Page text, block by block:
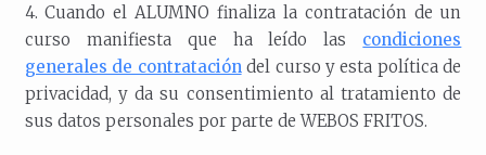
4. Cuando el ALUMNO finaliza la contratación de un
curso manifiesta que ha leído las condiciones
generales de contratación del curso y esta política de
privacidad, y da su consentimiento al tratamiento de
sus datos personales por parte de WEBOS FRITOS.